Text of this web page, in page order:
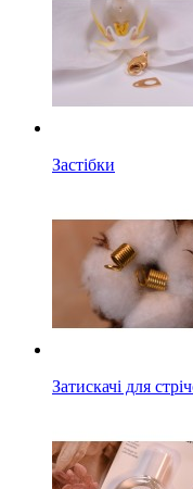
Застібки
Затискачі для